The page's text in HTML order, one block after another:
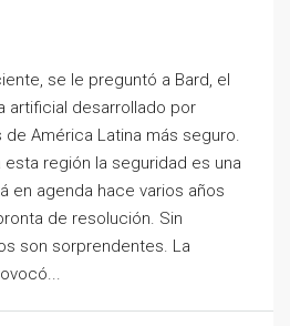
se le preguntó a Bard, el
artificial desarrollado por
de América Latina más seguro.
región la seguridad es una
en agenda hace varios años
de resolución. Sin
son sorprendentes. La